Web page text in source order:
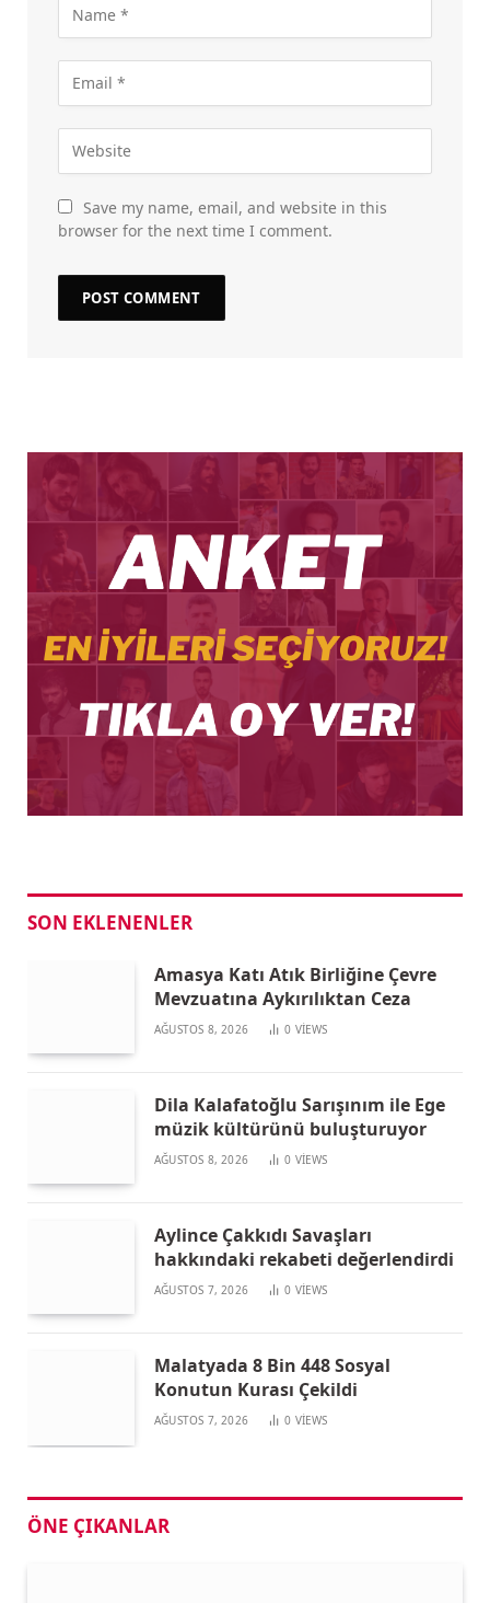
Save my name, email, and website in this
browser for the next time I comment.
SON EKLENENLER
Amasya Katı Atık Birliğine Çevre
Mevzuatına Aykırılıktan Ceza
AĞUSTOS 8, 2026 0 VIEWS
Dila Kalafatoğlu Sarışınım ile Ege
müzik kültürünü buluşturuyor
AĞUSTOS 8, 2026 0 VIEWS
Aylince Çakkıdı Savaşları
hakkındaki rekabeti değerlendirdi
AĞUSTOS 7, 2026 0 VIEWS
Malatyada 8 Bin 448 Sosyal
Konutun Kurası Çekildi
AĞUSTOS 7, 2026 0 VIEWS
ÖNE ÇIKANLAR